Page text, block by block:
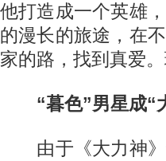
他打造成一个英雄
的漫长的旅途，在
家的路，找到真爱
“暮色”男星成“
由于《大力神》